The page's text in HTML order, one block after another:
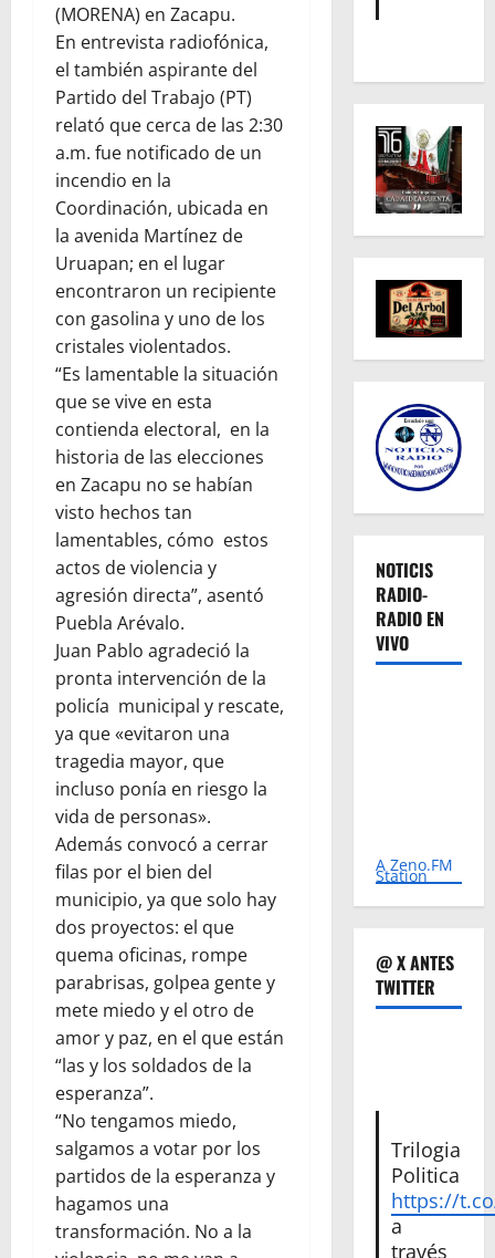
(MORENA) en Zacapu.
En entrevista radiofónica,
el también aspirante del
Partido del Trabajo (PT)
relató que cerca de las 2:30
a.m. fue notificado de un
incendio en la
Coordinación, ubicada en
la avenida Martínez de
Uruapan; en el lugar
encontraron un recipiente
con gasolina y uno de los
cristales violentados.
“Es lamentable la situación
que se vive en esta
contienda electoral, en la
historia de las elecciones
en Zacapu no se habían
visto hechos tan
lamentables, cómo estos
actos de violencia y
agresión directa”, asentó
Puebla Arévalo.
Juan Pablo agradeció la
pronta intervención de la
policía municipal y rescate,
ya que «evitaron una
tragedia mayor, que
incluso ponía en riesgo la
vida de personas».
Además convocó a cerrar
filas por el bien del
municipio, ya que solo hay
dos proyectos: el que
quema oficinas, rompe
parabrisas, golpea gente y
mete miedo y el otro de
amor y paz, en el que están
“las y los soldados de la
esperanza”.
“No tengamos miedo,
salgamos a votar por los
partidos de la esperanza y
hagamos una
transformación. No a la
NOTICIS
RADIO-
RADIO EN
VIVO
A Zeno.FM
Station
@ X ANTES
TWITTER
Trilogia
Politica
https://
a
través